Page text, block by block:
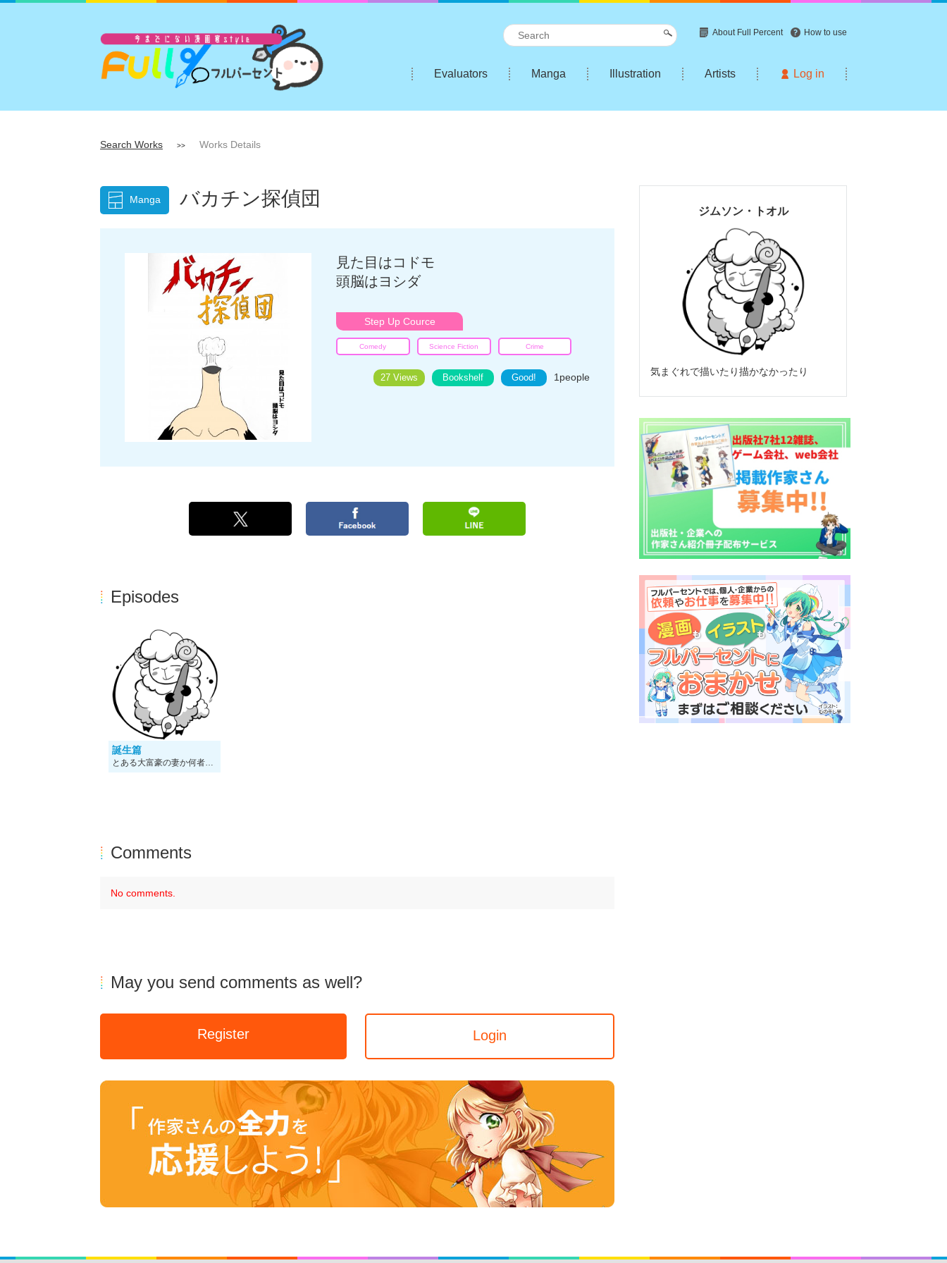
About Full Percent How to use
Evaluators Manga Illustration Artists Log in
Search Works >> Works Details
Manga バカチン探偵団
見た目はコドモ
頭脳はヨシダ
Step Up Cource
Comedy Science Fiction Crime
Good! 1 people
Bookshelf
27 Views
Episodes
誕生篇
とある大富豪の妻か何者かに殺害された。 事件を聞きつけた警察は捜査に乗り出すが、殺されたはずの妻の死骸から無敵の探偵が誕生する。
Comments
No comments.
May you send comments as well?
Register Login
ジムソン・トオル
気まぐれで描いたり描かなかったり